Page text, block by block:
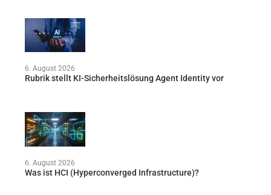
6. August 2026
Rubrik stellt KI-Sicherheitslösung Agent Identity vor
6. August 2026
Was ist HCI (Hyperconverged Infrastructure)?